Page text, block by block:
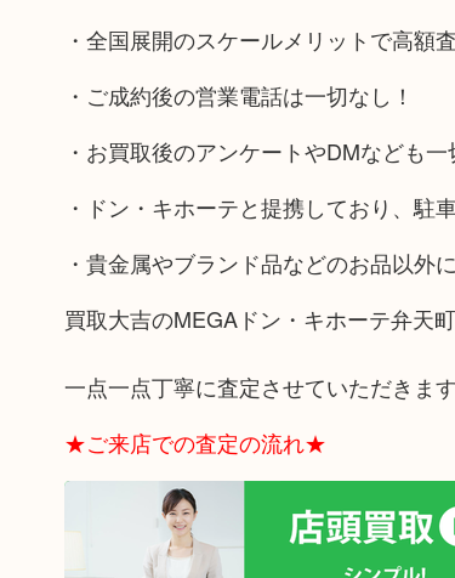
・全国展開のスケールメリットで高額
・ご成約後の営業電話は一切なし！
・お買取後のアンケートやDMなども一
・ドン・キホーテと提携しており、駐
・貴金属やブランド品などのお品以外
買取大吉のMEGAドン・キホーテ弁天
一点一点丁寧に査定させていただきます
★ご来店での査定の流れ★